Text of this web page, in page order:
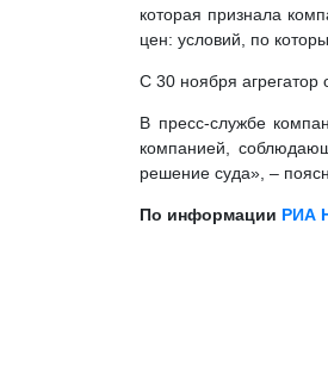
которая признала
цен: условий, по
С 30 ноября агрегатор
В пресс-службе
компанией,
решение суда», –
По информации РИА